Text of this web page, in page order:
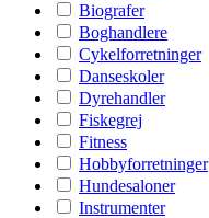
Biografer
Boghandlere
Cykelforretninger
Danseskoler
Dyrehandler
Fiskegrej
Fitness
Hobbyforretninger
Hundesaloner
Instrumenter